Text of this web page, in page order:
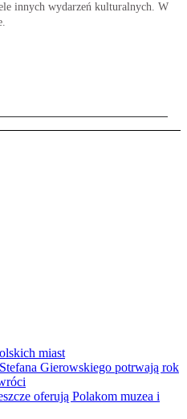
innych wydarzeń kulturalnych. W
miast
Gierowskiego potrwają rok
oferują Polakom muzea i